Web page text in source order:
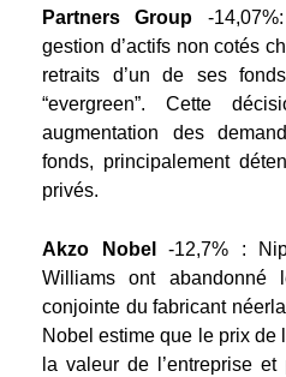
Partners Group -14,07%
gestion d’actifs non cotés
retraits d’un de ses
“evergreen”. Cette
augmentation des
fonds, principalement
privés.
Akzo Nobel-12,7% :
Williams ont abandonné
conjointe du fabricant
Nobel estime que le prix de
la valeur de l’entreprise